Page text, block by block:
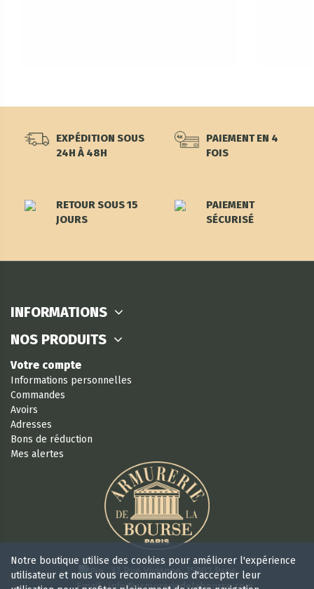
EXPÉDITION SOUS
24H À 48H
PAIEMENT EN 4
FOIS
RETOUR SOUS 15
JOURS
PAIEMENT
SÉCURISÉ
INFORMATIONS
NOS PRODUITS
Votre compte
Informations personnelles
Commandes
Avoirs
Adresses
Bons de réduction
Mes alertes
37 Rue Vivienne, 75002 Paris
Email : info@armureriedelabourse.com
Notre boutique utilise des cookies pour améliorer l'expérience
utilisateur et nous vous recommandons d'accepter leur